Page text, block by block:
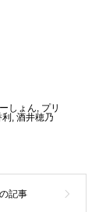
しょん, プリ
, 酒井穂乃